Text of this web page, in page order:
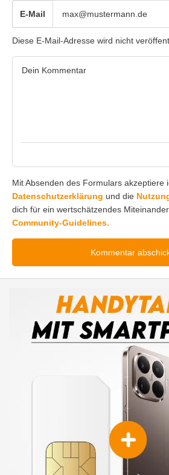
E-Mail
Diese E-Mail-Adresse wird nicht
Mit Absenden des Formulars akzeptiere
Datenschutzerklärung und die
dich für ein wertschätzendes
Community-Guidelines.